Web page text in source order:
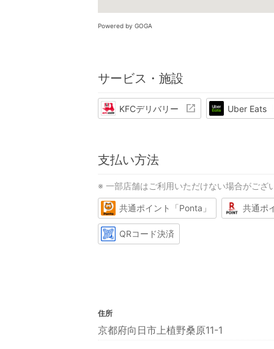
Powered by GOGA
サービス・施設
KFCデリバリー Uber Eats
支払い方法
※ 一部店舗はご利用いただけない場合がござ
共通ポイント「Ponta」 共通ポ
QRコード決済
住所
京都府向日市上植野桑原11-1